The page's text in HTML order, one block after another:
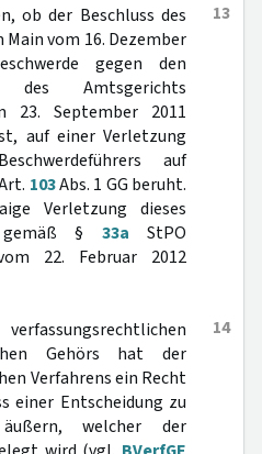
13
ob der Beschluss des
vom 16. Dezember
gegen den
des Amtsgerichts
23. September 2011
auf einer Verletzung
auf
103Abs. 1 GG beruht.
Verletzung dieses
gemäß § 33a StPO
22. Februar 2012
14
Gehörs hat der
Verfahrens ein Recht
einer Entscheidung zu
welcher der